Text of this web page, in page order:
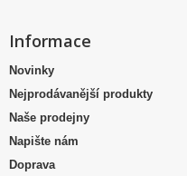
Informace
Novinky
Nejprodávanější produkty
Naše prodejny
Napište nám
Doprava